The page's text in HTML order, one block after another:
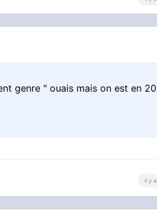
genre " ouais mais on est en
il y